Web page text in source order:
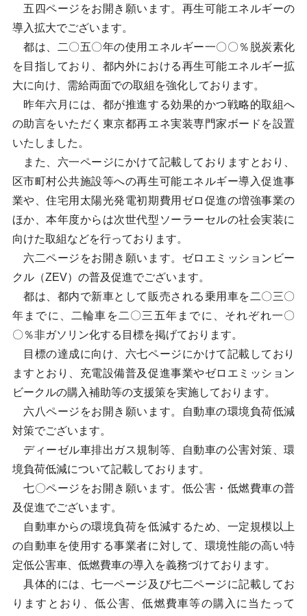
五四ページをお開き願います。再生可能エネルギーの
導入拡大でございます。
都は、二〇五〇年の使用エネルギー一〇〇％脱炭素化
を目指しており、都内外における再生可能エネルギー拡
大に向け、需給両面での取組を強化しております。
昨年六月には、都が推進する効果的かつ戦略的取組へ
の助言をいただく東京都再エネ実装専門家ボードを設置
いたしました。
また、六一ページにかけて記載しておりますとおり、
区市町村公共施設等への再生可能エネルギー導入促進事
業や、住宅用太陽光発電初期費用ゼロ促進の増強事業の
ほか、本年度からは次世代型ソーラーセルの社会実装に
向けた取組などを行っております。
六二ページをお開き願います。ゼロエミッションビー
クル（ZEV）の普及促進でございます。
都は、都内で新車として販売される乗用車を二〇三〇
年までに、二輪車を二〇三五年までに、それぞれ一〇
〇％非ガソリン化する目標を掲げております。
目標の達成に向け、六七ページにかけて記載しており
ますとおり、充電設備普及促進事業やゼロエミッション
ビークルの購入補助等の支援策を実施しております。
六八ページをお開き願います。自動車の環境負荷低減
対策でございます。
ディーゼル車排出ガス規制等、自動車の公害対策、環
境負荷低減について記載しております。
七〇ページをお開き願います。低公害・低燃費車の普
及促進でございます。
自動車からの環境負荷を低減するため、一定規模以上
の自動車を使用する事業者に対して、環境性能の高い特
定低公害車、低燃費車の導入を義務づけております。
具体的には、七一ページ及び七二ページに記載してお
りますとおり、低公害、低燃費車等の購入に当たって